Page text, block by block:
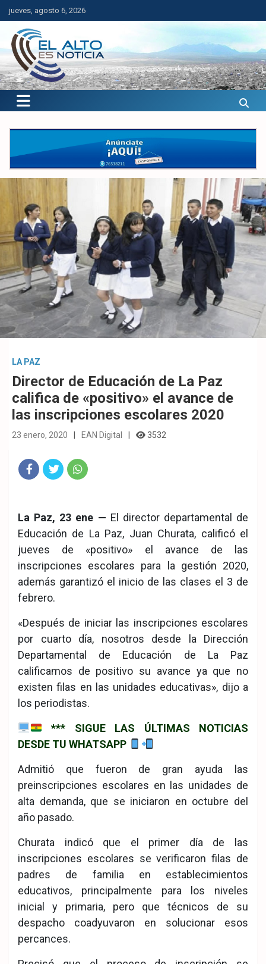
Saltar
al
contenido
jueves, agosto 6, 2026
El Alto es Noticia
Últimas noticias de El Alto, Bolivia y el mundo.
LA PAZ
Director de Educación de La Paz
califica de «positivo» el avance de
las inscripciones escolares 2020
23 enero, 2020 EAN Digital 3532
ook
tsA
pp
La Paz, 23 ene — El director departamental de
Educación de La Paz, Juan Churata, calificó el
jueves de «positivo» el avance de las
inscripciones escolares para la gestión 2020,
además garantizó el inicio de las clases el 3 de
febrero.
«Después de iniciar las inscripciones escolares
por cuarto día, nosotros desde la Dirección
Departamental de Educación de La Paz
calificamos de positivo su avance ya que no
existen filas en las unidades educativas», dijo a
los periodistas.
*** SIGUE LAS ÚLTIMAS NOTICIAS
DESDE TU WHATSAPP
Admitió que fueron de gran ayuda las
preinscripciones escolares en las unidades de
alta demanda, que se iniciaron en octubre del
año pasado.
Churata indicó que el primer día de las
inscripciones escolares se verificaron filas de
padres de familia en establecimientos
educativos, principalmente para los niveles
inicial y primaria, pero que técnicos de su
despacho coadyuvaron en solucionar esos
percances.